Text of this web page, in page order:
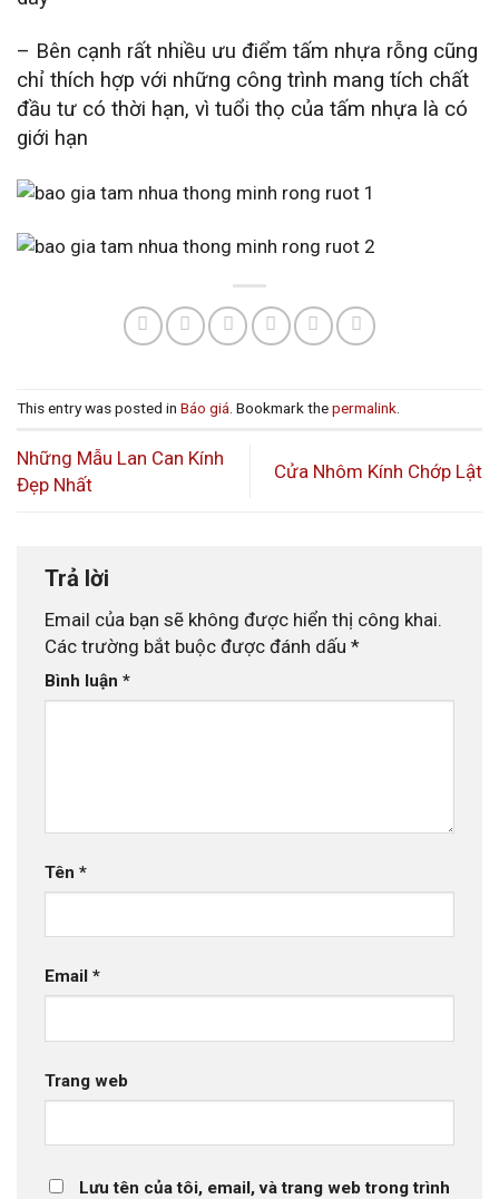
– Bên cạnh rất nhiều ưu điểm tấm nhựa rỗng cũng
chỉ thích hợp với những công trình mang tích chất
đầu tư có thời hạn, vì tuổi thọ của tấm nhựa là có
giới hạn
This entry was posted in Báo giá . Bookmark thepermalink
Những Mẫu Lan Can Kính
Đẹp Nhất
Cửa Nhôm Kính Chớp Lật
Trả lời
Email của bạn sẽ không được hiển thị công khai.
Các trường bắt buộc được đánh dấu *
Bình luận *
Tên *
Email *
Trang web
Lưu tên của tôi, email, và trang web trong trình